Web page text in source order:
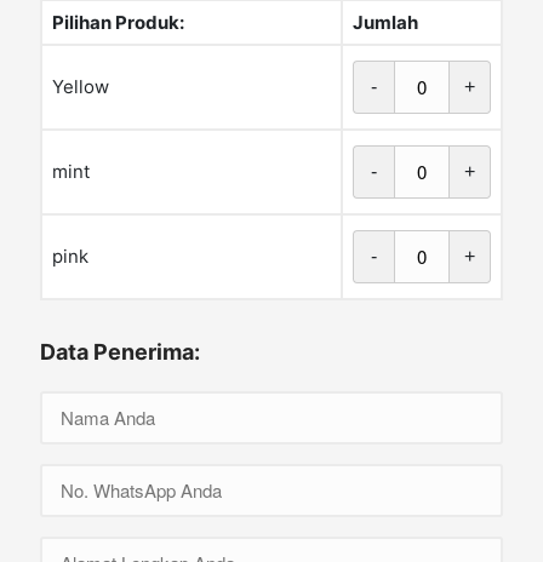
Pilihan Produk: Jumlah
Yellow - +
mint - +
pink - +
Data Penerima: